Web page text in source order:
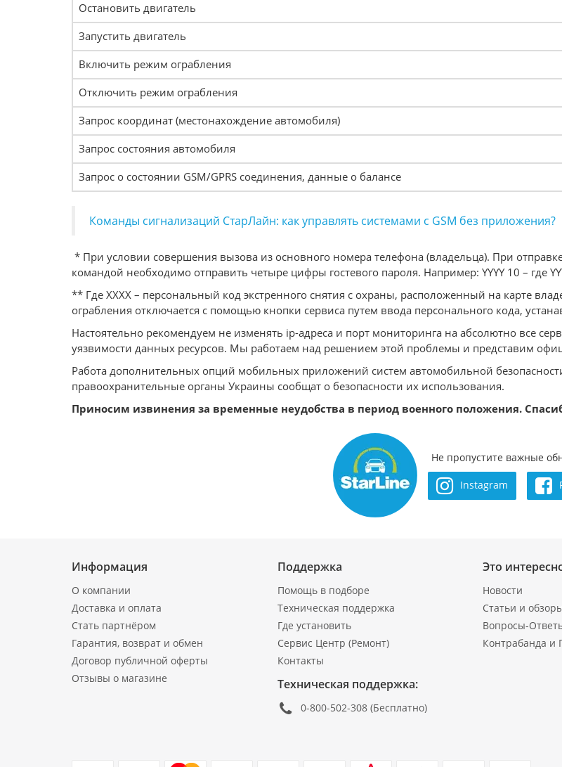
Остановить двигатель
Запустить двигатель
Включить режим ограбления
Отключить режим ограбления
Запрос координат (местонахождение автомобиля)
Запрос состояния автомобиля
Запрос о состоянии GSM/GPRS соединения, данные о балансе
Команды сигнализаций СтарЛайн: как управлять системами с GSM без приложения?
* При условии совершения вызова из основного номера телефона (владельца). При
командой необходимо отправить четыре цифры гостевого пароля. Например: YYYY 10 – где
** Где XXXX – персональный код экстренного снятия с охраны, расположенный на карте
ограбления отключается с помощью кнопки сервиса путем ввода персонального кода,
Настоятельно рекомендуем не изменять ip-адреса и порт мониторинга на абсолютно все
уязвимости данных ресурсов. Мы работаем над решением этой проблемы и представим
Работа дополнительных опций мобильных приложений систем автомобильной
правоохранительные органы Украины сообщат о безопасности их использования.
Приносим извинения за временные неудобства в период военного положения.
Не пропустите важные
Instagram
Информация
О компании
Доставка и оплата
Стать партнёром
Гарантия, возврат и обмен
Договор публичной оферты
Отзывы о магазине
Поддержка
Помощь в подборе
Техническая поддержка
Где установить
Сервис Центр (Ремонт)
Контакты
Техническая поддержка:
0-800-502-308 (Бесплатно)
Это
Новости
Статьи и
Вопросы-
Контрабанда и